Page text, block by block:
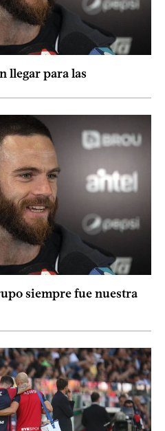
llegar para las
siempre fue nuestra